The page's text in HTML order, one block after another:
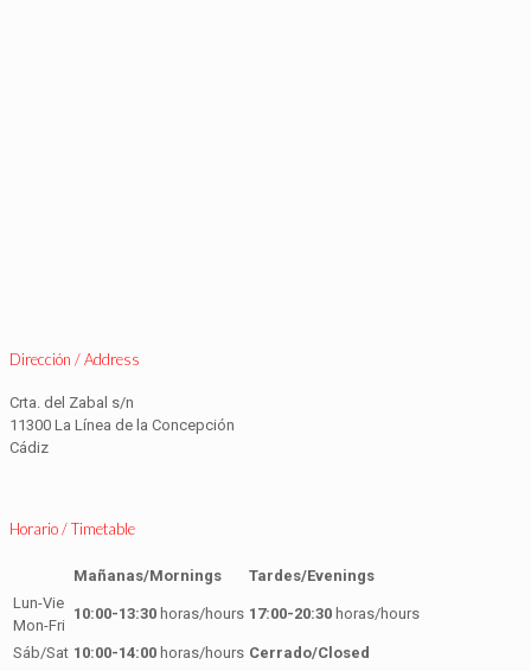
Dirección / Address
Crta. del Zabal s/n
11300 La Línea de la Concepción
Cádiz
Horario / Timetable
Mañanas/Mornings
Tardes/Evenings
Lun-Vie
Mon-Fri
10:00-13:30 horas/hours 17:00-20:30 horas/hours
Sáb/Sat 10:00-14:00 horas/hours Cerrado/Closed